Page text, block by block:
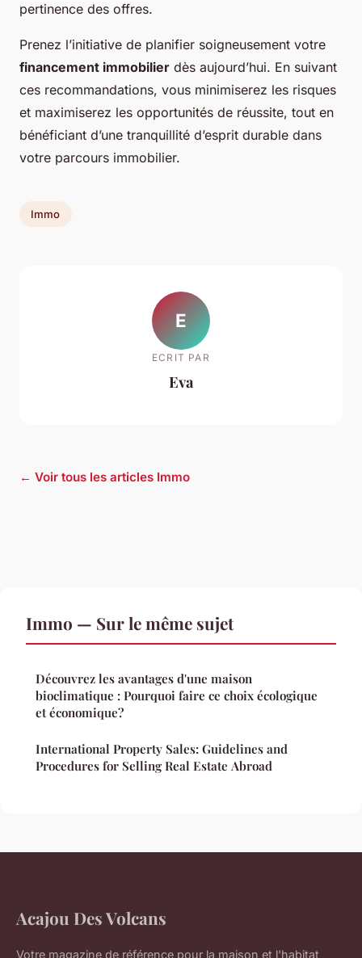
pertinence des offres.
Prenez l’initiative de planifier soigneusement votre
financement immobilier dès aujourd’hui. En suivant
ces recommandations, vous minimiserez les risques
et maximiserez les opportunités de réussite, tout en
bénéficiant d’une tranquillité d’esprit durable dans
votre parcours immobilier.
Immo
E
ECRIT PAR
Eva
← Voir tous les articles Immo
Immo — Sur le même sujet
Découvrez les avantages d'une maison
bioclimatique : Pourquoi faire ce choix écologique
et économique?
International Property Sales: Guidelines and
Procedures for Selling Real Estate Abroad
Acajou Des Volcans
Votre magazine de référence pour la maison et l'habitat